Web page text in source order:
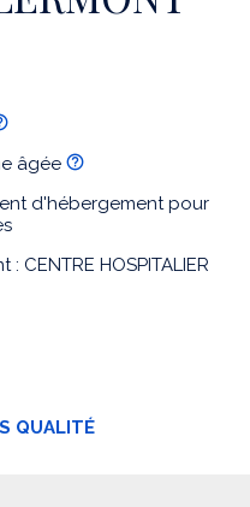
âgée
d'hébergement pour
CENTRE HOSPITALIER
QUALITÉ